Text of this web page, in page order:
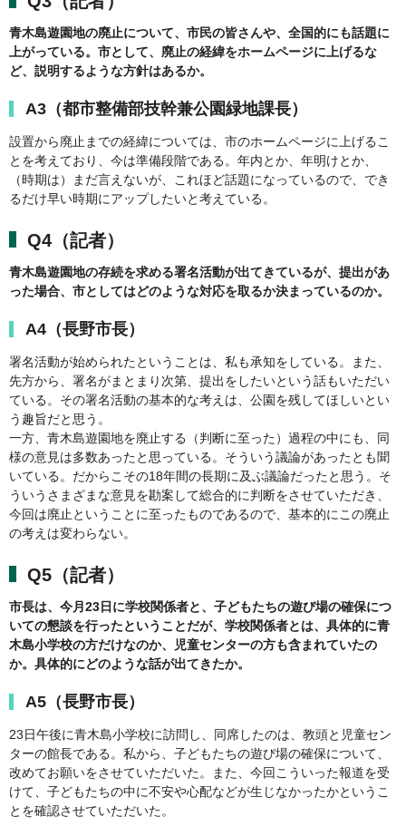
青木島遊園地の廃止について、市民の皆さんや、全国的にも話題に
上がっている。市として、廃止の経緯をホームページに上げるな
ど、説明するような方針はあるか。
A3（都市整備部技幹兼公園緑地課長）
設置から廃止までの経緯については、市のホームページに上げるこ
とを考えており、今は準備段階である。年内とか、年明けとか、
（時期は）まだ言えないが、これほど話題になっているので、でき
るだけ早い時期にアップしたいと考えている。
Q4（記者）
青木島遊園地の存続を求める署名活動が出てきているが、提出があ
った場合、市としてはどのような対応を取るか決まっているのか。
A4（長野市長）
署名活動が始められたということは、私も承知をしている。また、
先方から、署名がまとまり次第、提出をしたいという話もいただい
ている。その署名活動の基本的な考えは、公園を残してほしいとい
う趣旨だと思う。
一方、青木島遊園地を廃止する（判断に至った）過程の中にも、同
様の意見は多数あったと思っている。そういう議論があったとも聞
いている。だからこその18年間の長期に及ぶ議論だったと思う。そ
ういうさまざまな意見を勘案して総合的に判断をさせていただき、
今回は廃止ということに至ったものであるので、基本的にこの廃止
の考えは変わらない。
Q5（記者）
市長は、今月23日に学校関係者と、子どもたちの遊び場の確保につ
いての懇談を行ったということだが、学校関係者とは、具体的に青
木島小学校の方だけなのか、児童センターの方も含まれていたの
か。具体的にどのような話が出てきたか。
A5（長野市長）
23日午後に青木島小学校に訪問し、同席したのは、教頭と児童セン
ターの館長である。私から、子どもたちの遊び場の確保について、
改めてお願いをさせていただいた。また、今回こういった報道を受
けて、子どもたちの中に不安や心配などが生じなかったかというこ
とを確認させていただいた。